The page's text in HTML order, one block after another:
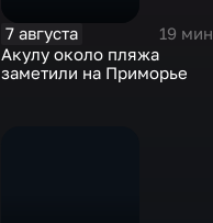
7 августа
19 мин
Акулу около пляжа
заметили на Приморье